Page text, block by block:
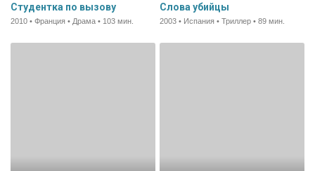
Студентка по вызову
2010 • Франция • Драма • 103 мин.
Слова убийцы
2003 • Испания • Триллер • 89 мин.